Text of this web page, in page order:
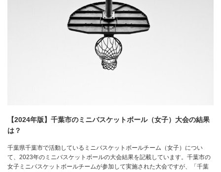
【2024年版】千葉市のミニバスケットボール（女子）大会の結果
は？
千葉県千葉市で活動しているミニバスケットボールチーム（女子）につい
て、2023年のミニバスケットボールの大会結果を記載しています。千葉市の
女子ミニバスケットボールチームが参加して実施された大会ですが、「千葉